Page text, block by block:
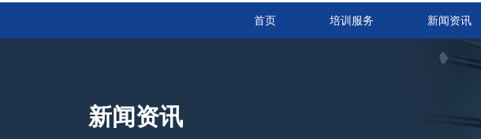
首页 培训服务 新闻资讯
新闻资讯